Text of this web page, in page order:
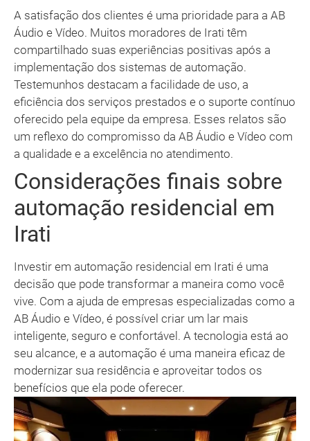
A satisfação dos clientes é uma prioridade para a AB
Áudio e Vídeo. Muitos moradores de Irati têm
compartilhado suas experiências positivas após a
implementação dos sistemas de automação.
Testemunhos destacam a facilidade de uso, a
eficiência dos serviços prestados e o suporte contínuo
oferecido pela equipe da empresa. Esses relatos são
um reflexo do compromisso da AB Áudio e Vídeo com
a qualidade e a excelência no atendimento.
Considerações finais sobre
automação residencial em
Irati
Investir em automação residencial em Irati é uma
decisão que pode transformar a maneira como você
vive. Com a ajuda de empresas especializadas como a
AB Áudio e Vídeo, é possível criar um lar mais
inteligente, seguro e confortável. A tecnologia está ao
seu alcance, e a automação é uma maneira eficaz de
modernizar sua residência e aproveitar todos os
benefícios que ela pode oferecer.